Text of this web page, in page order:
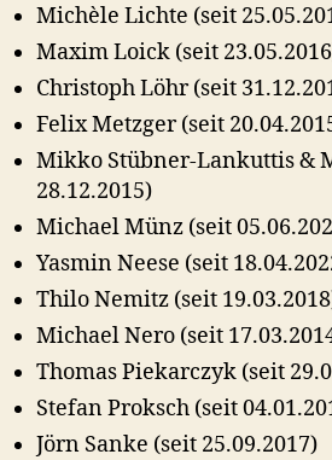
Michèle Lichte (seit
Maxim Loick (seit
Christoph Löhr (seit
Felix Metzger (seit
Mikko Stübner-Lankuttis &
28.12.2015)
Michael Münz (seit
Yasmin Neese (seit
Thilo Nemitz (seit
Michael Nero (seit
Thomas Piekarczyk (seit
Stefan Proksch (seit
Jörn Sanke (seit 25.09.2017)